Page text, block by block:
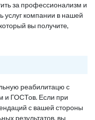
за профессионализм и
услуг компании в нашей
вы получите,
реабилитацю с
и ГОСТов. Если при
с вашей стороны
результатов, вы